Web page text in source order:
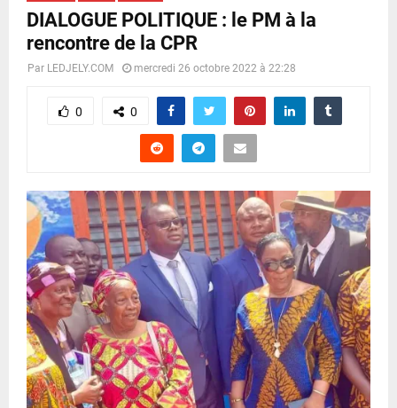
UDIALOGUE POLITIQUE : le PM à la
rencontre de la CPR
Par LEDJELY.COM mercredi 26 octobre 2022 à 22:28
0 0